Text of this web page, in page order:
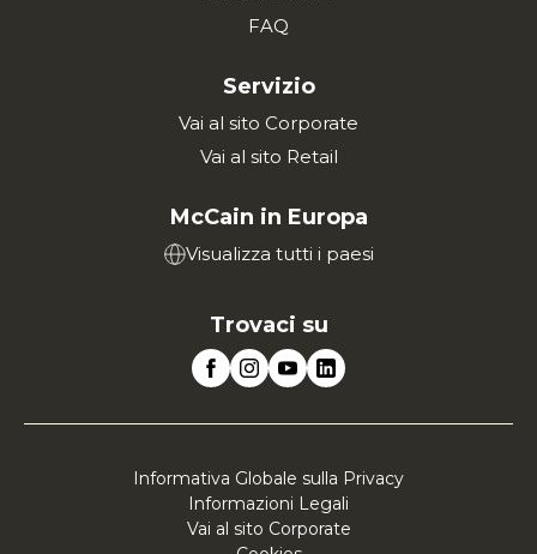
FAQ
Servizio
Vai al sito Corporate
Vai al sito Retail
McCain in Europa
Visualizza tutti i paesi
Trovaci su
Informativa Globale sulla Privacy
Informazioni Legali
Vai al sito Corporate